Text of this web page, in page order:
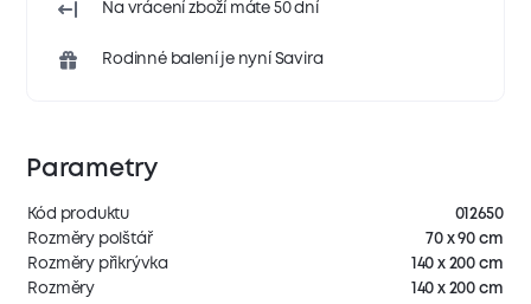
Na vrácení zboží máte 50 dní
Rodinné balení je nyní Savira
Parametry
Kód produktu
012650
Rozměry polštář
70 x 90 cm
Rozměry přikrývka
140 x 200 cm
Rozměry
140 x 200 cm